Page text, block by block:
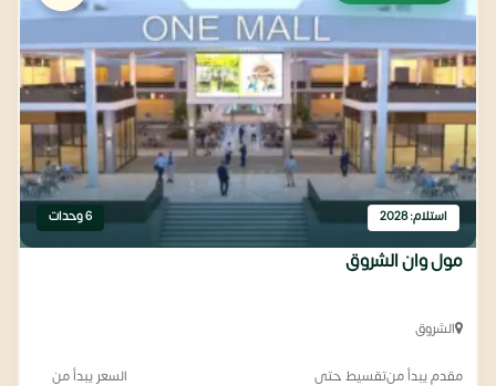
استلام: 2028 6 وحدات
مول وان الشروق
الشروق
مقدم يبدأ منتقسيط حتى السعر يبدأ من